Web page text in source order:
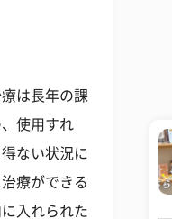
は長年の課
使用すれ
ない状況に
療ができる
入れられた